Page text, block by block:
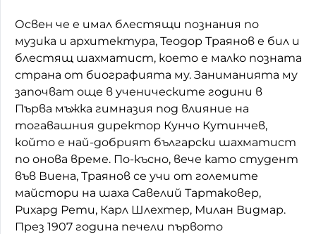
Освен че е имал блестящи познания по
музика и архитектура, Теодор Траянов е бил и
блестящ шахматист, което е малко позната
страна от биографията му. Заниманията му
започват още в ученическите години в
Първа мъжка гимназия под влияние на
тогавашния директор Кунчо Кутинчев,
който е най-добрият български шахматист
по онова време. По-късно, вече като студент
във Виена, Траянов се учи от големите
майстори на шаха Савелий Тартаковер,
Рихард Рети, Карл Шлехтер, Милан Видмар.
През 1907 година печели първото